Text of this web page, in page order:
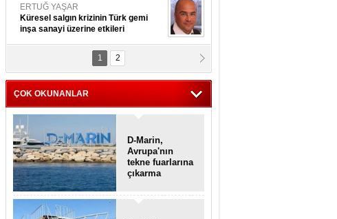
ERTUĞ YAŞAR
Küresel salgın krizinin Türk gemi
inşa sanayi üzerine etkileri
Kpt. MESUT AZMİ GÖKSOY
ithafen...
1 2
ÇOK OKUNANLAR
D-Marin,
Avrupa'nın
tekne fuarlarına
çıkarma